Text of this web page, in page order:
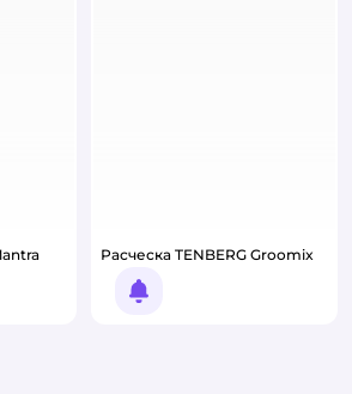
Расческа TENBERG Groomix
Уведомить о появлении